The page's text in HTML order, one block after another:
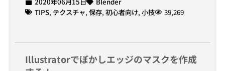
TIPS, テクスチャ, 保存, 初心者向け, 小技 39,269
Illustratorでぼかしエッジのマスクを作成